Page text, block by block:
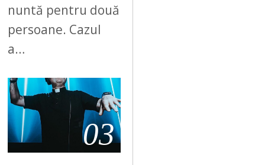
nuntă pentru două
persoane. Cazul
a…
03